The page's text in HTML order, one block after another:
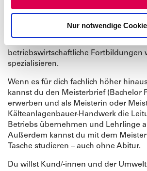
Nur notwendige
Nach dem Abschluss der Ausbildung
Gesellin oder Geselle in
betriebswirtschaftliche Fortbildungen
spezialisieren.
Wenn es für dich fachlich höher
kannst du den Meisterbrief (Bachelor
erwerben und als Meisterin oder
Kälteanlagenbauer-Handwerk die
Betriebs übernehmen und Lehrlinge
Außerdem kannst du mit dem
Tasche studieren – auch ohne Abitur.
Du willst Kund/-innen und der